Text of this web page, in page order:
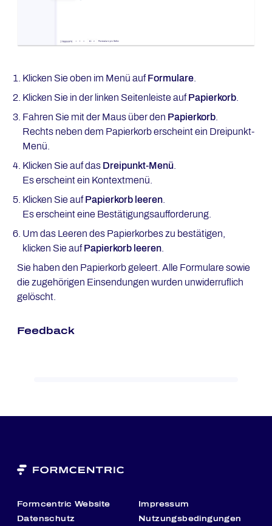
Klicken Sie oben im Menü aufFormulare.
Klicken Sie in der linken Seitenleiste aufPapierkorb.
Fahren Sie mit der Maus über den Papierkorb.
Rechts neben dem Papierkorb erscheint ein Dreipunkt-
Menü.
Klicken Sie auf das Dreipunkt-Menü
Es erscheint ein Kontextmenü.
Klicken Sie aufPapierkorb leeren.
Es erscheint eine Bestätigungsaufforderung.
Um das Leeren des Papierkorbes zu bestätigen,
klicken Sie aufPapierkorb leeren.
Sie haben den Papierkorb geleert. Alle Formulare sowie
die zugehörigen Einsendungen wurden unwiderruflich
gelöscht.
Feedback
Formcentric Website
Impressum
Datenschutz
Nutzungsbedingungen